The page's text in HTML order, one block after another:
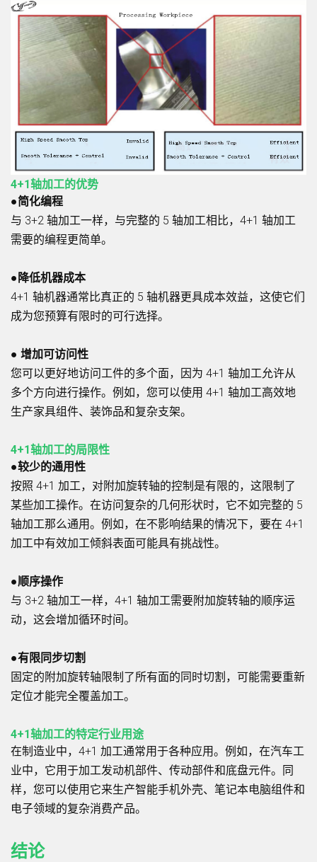
4+1轴加工的优势
●简化编程
与 3+2 轴加工一样，与完整的 5 轴加工相比，4+1 轴加工
需要的编程更简单。
●降低机器成本
4+1 轴机器通常比真正的 5 轴机器更具成本效益，这使它们
成为您预算有限时的可行选择。
● 增加可访问性
您可以更好地访问工件的多个面，因为 4+1 轴加工允许从
多个方向进行操作。例如，您可以使用 4+1 轴加工高效地
生产家具组件、装饰品和复杂支架。
4+1轴加工的局限性
●较少的通用性
按照 4+1 加工，对附加旋转轴的控制是有限的，这限制了
某些加工操作。在访问复杂的几何形状时，它不如完整的 5
轴加工那么通用。例如，在不影响结果的情况下，要在 4+1
加工中有效加工倾斜表面可能具有挑战性。
●顺序操作
与 3+2 轴加工一样，4+1 轴加工需要附加旋转轴的顺序运
动，这会增加循环时间。
●有限同步切割
固定的附加旋转轴限制了所有面的同时切割，可能需要重新
定位才能完全覆盖加工。
4+1轴加工的特定行业用途
在制造业中，4+1 加工通常用于各种应用。例如，在汽车工
业中，它用于加工发动机部件、传动部件和底盘元件。同
样，您可以使用它来生产智能手机外壳、笔记本电脑组件和
电子领域的复杂消费产品。
结论